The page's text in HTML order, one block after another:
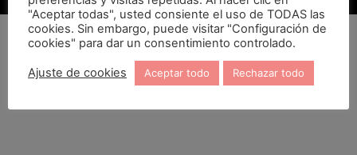
"Aceptar todas", usted consiente el uso de TODAS las
cookies. Sin embargo, puede visitar "Configuración de
cookies" para dar un consentimiento controlado.
Ajuste de cookies Aceptar todo Rechazar todo